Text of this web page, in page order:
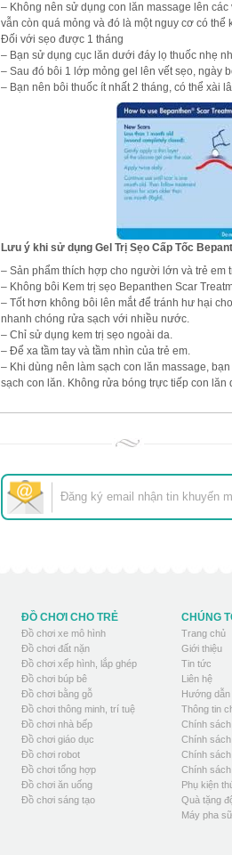
– Không nên sử dụng con lăn massage lên
vẫn còn quá mỏng và đó là một nguy cơ có
Đối với sẹo được 1 tháng
– Bạn sử dụng cục lăn dưới đáy lọ thuốc nhẹ
– Sau đó bôi 1 lớp mỏng gel lên vết sẹo, ngày
– Bạn nên bôi thuốc ít nhất 2 tháng, có thể xài
Lưu ý khi sử dụng Gel Trị Sẹo Cấp Tốc
– Sản phẩm thích hợp cho người lớn và trẻ em
– Không bôi Kem trị sẹo Bepanthen Scar
– Tốt hơn không bôi lên mắt để tránh hư hại
nhanh chóng rửa sạch với nhiều nước.
– Chỉ sử dụng kem trị sẹo ngoài da.
– Để xa tầm tay và tầm nhìn của trẻ em.
– Khi dùng nên làm sạch con lăn massage,
sạch con lăn. Không rửa bóng trực tiếp con
ĐỒ CHƠI CHO TRẺ
Đồ chơi xe mô hình
Đồ chơi đất nặn
Đồ chơi xếp hình, lắp ghép
Đồ chơi búp bê
Đồ chơi bằng gỗ
Đồ chơi thông minh, trí tuệ
Đồ chơi nhà bếp
Đồ chơi giáo dục
Đồ chơi robot
Đồ chơi tổng hợp
Đồ chơi ăn uống
Đồ chơi sáng tạo
CHÚNG
Trang chủ
Giới thiệu
Tin tức
Liên hệ
Hướng
Thông tin
Chính
Chính
Chính
Chính
Phụ kiện
Quà tặng
Máy pha